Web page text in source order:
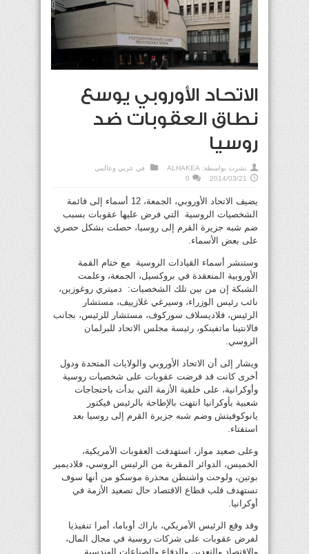
الاتحاد الأوروبي يوسع
نطاق العقوبات ضد
روسيا
نشرت بواسطة: ALHAKEA في عربي وعالمي
2014/03/21
0
يضيف الاتحاد الأوروبي، الجمعة، 12 أسماء إلى قائمة
الشخصيات الروسية التي فرض عليها عقوبات بسبب
ضم شبه جزيرة القرم إلى روسيا، حصلت بشكل حصري
على بعض الأسماء.
وستنشر أسماء القيادات الروسية مع ختام القمة
الأوروبية المنعقدة في بروكسيل، الجمعة، وعلمت
الشبكة إن من بين تلك الشخصيات: دميتري روغوزين،
نائب رئيس الوزراء، وسيرغي غلازييف، مستشار
الرئيس، فلاديسلاف سوركوف، مستشار للرئيس، بجانب
فالانتينا ماتفينكو، رئيسة مجلس الاتحاد للبرلمان
الروسي.
ويشار إلى أن الاتحاد الأوروبي والولايات المتحدة ودول
أخرى كانت قد فرضت عقوبات على شخصيات روسية
وأوكرانية، على خلفية الأزمة التي بدأت باحتجاجات
شعبية بأوكرانيا انتهت بالإطاحة بالرئيس فيكتور
يانوكوفيتش وضم شبه جزيرة القرم إلى روسيا بعد
استفتاء.
وعلى صعيد مواز، استهدفت العقوبات الأمريكية،
الخميس، الدوائر المقربة من الرئيس الروسي، فلاديمير
بوتين، ولوحت واشنطن محذرة موسكو من أنها سوف
تستهدف قلب قطاع الاقتصاد حال تصعيد الأزمة في
أوكرانيا.
وقد وقع الرئيس الأمريكي، باراك أوباما، أمرا تنفيذيا
لفرض عقوبات على شركات روسية في مجال المال،
والاقتصاد والتعدين والدفاع والصناعات الهندسية